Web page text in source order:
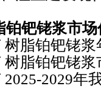
铂钯铑浆市场
脂铂钯铑浆
铂钯铑浆
2029年